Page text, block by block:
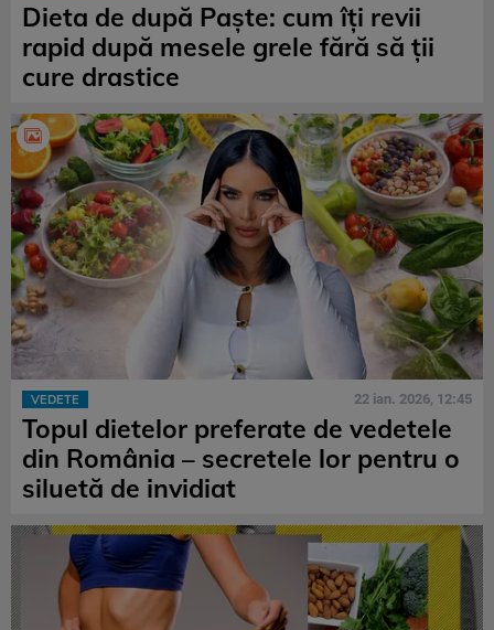
Dieta de după Paște: cum îți revii
rapid după mesele grele fără să ții
cure drastice
VEDETE 22 ian. 2026, 12:45
Topul dietelor preferate de vedetele
din România – secretele lor pentru o
siluetă de invidiat